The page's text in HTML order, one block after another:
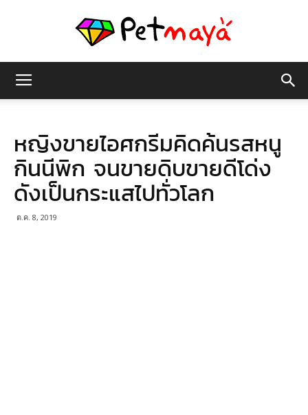
มายา
หญิงขายไอศกรีมคิดค้นรสหนู
กินนีพิก จนขายดิบขายดีโด่ง
ดังเป็นกระแสไปทั่วโลก
ต.ค. 8, 2019